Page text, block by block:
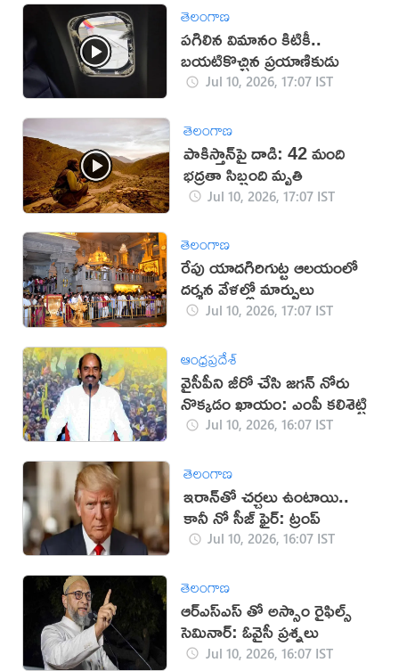
తెలంగాణ
పగిలిన విమానం కిటికీ..
బయటికొచ్చిన ప్రయాణికుడు
Jul 10, 2026, 17:07 IST
తెలంగాణ
పాకిస్తాన్‌పై దాడి: 42 మంది
భద్రతా సిబ్బంది మృతి
Jul 10, 2026, 17:07 IST
తెలంగాణ
రేపు యాదగిరిగుట్ట ఆలయంలో
దర్శన వేళల్లో మార్పులు
Jul 10, 2026, 17:07 IST
ఆంధ్రప్రదేశ్
వైసీపీని జీరో చేసి జగన్ నోరు
నొక్కడం ఖాయం: ఎంపీ కలిశెట్టి
Jul 10, 2026, 16:07 IST
తెలంగాణ
‌ఇరాన్‌తో చర్చలు ఉంటాయి..
కానీ నో సీజ్ ఫైర్: ట్రంప్
Jul 10, 2026, 16:07 IST
తెలంగాణ
ఆర్ఎస్ఎస్ తో అస్సాం రైఫిల్స్
సెమినార్: ఓవైసీ ప్రశ్నలు
Jul 10, 2026, 16:07 IST